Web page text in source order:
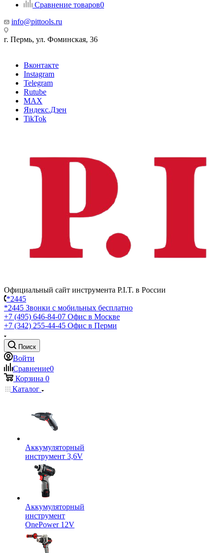
Сравнение товаров0
info@pittools.ru
г. Пермь, ул. Фоминская, 36
Вконтакте
Instagram
Telegram
Rutube
MAX
Яндекс.Дзен
TikTok
Официальный сайт инструмента P.I.T. в России
*2445
*2445 Звонки с мобильных бесплатно
+7 (495) 646-84-07 Офис в Москве
+7 (342) 255-44-45 Офис в Перми
Поиск
Войти
Сравнение0
Корзина 0
Каталог
Аккумуляторный
инструмент 3,6V
Аккумуляторный
инструмент
OnePower 12V